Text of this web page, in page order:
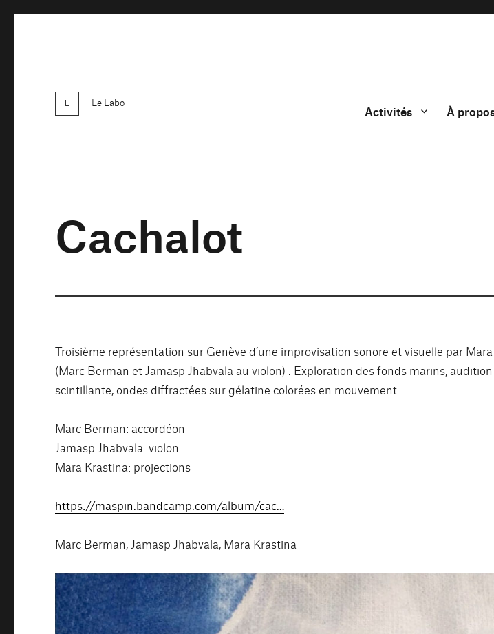
Le Labo
Activités À
Cachalot
Troisième représentation sur Genève d’une improvisation sonore et visuelle par
(Marc Berman et Jamasp Jhabvala au violon) . Exploration des fonds marins,
scintillante, ondes diffractées sur gélatine colorées en mouvement.
Marc Berman: accordéon
Jamasp Jhabvala: violon
Mara Krastina: projections
https://maspin.bandcamp.com/album/cac…
Marc Berman, Jamasp Jhabvala, Mara Krastina